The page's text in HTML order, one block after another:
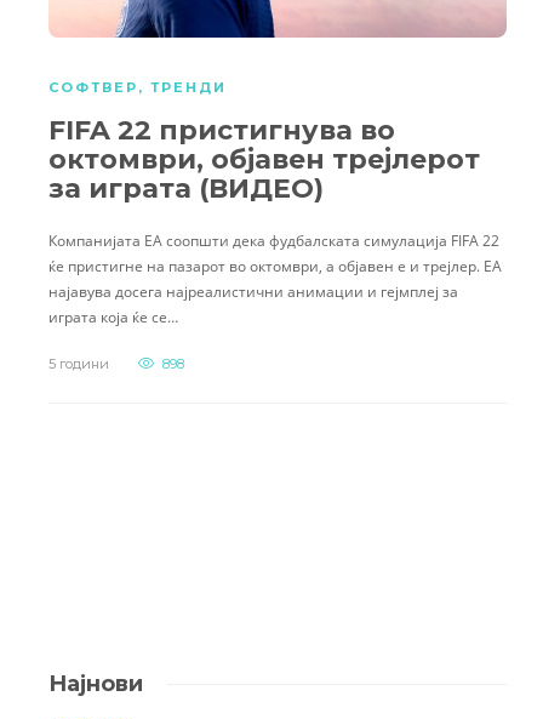
СОФТВЕР , ТРЕНДИ
FIFA 22 пристигнува во
октомври, објавен трејлерот
за играта (ВИДЕО)
Компанијата EA соопшти дека фудбалската симулација FIFA 22
ќе пристигне на пазарот во октомври, а објавен е и трејлер. EA
најавува досега најреалистични анимации и гејмплеј за
играта која ќе се…
5 години 898
Најнови